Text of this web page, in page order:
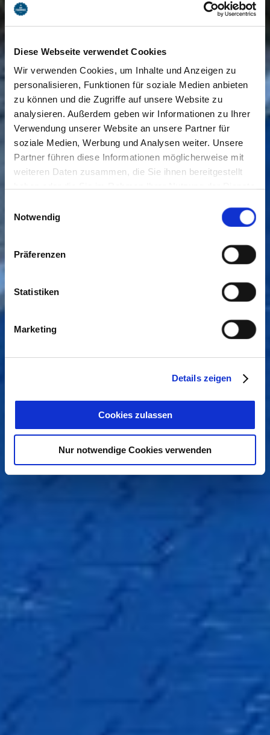
Diese Webseite verwendet Cookies
Wir verwenden Cookies, um Inhalte und Anzeigen zu
personalisieren, Funktionen für soziale Medien anbieten
zu können und die Zugriffe auf unsere Website zu
analysieren. Außerdem geben wir Informationen zu Ihrer
Verwendung unserer Website an unsere Partner für
soziale Medien, Werbung und Analysen weiter. Unsere
Partner führen diese Informationen möglicherweise mit
weiteren Daten zusammen, die Sie ihnen bereitgestellt
Cookies, wenn Sie unsere Webseite weiterhin nutzen.
Notwendig
Präferenzen
Statistiken
Marketing
Details zeigen
Cookies zulassen
Nur notwendige Cookies verwenden